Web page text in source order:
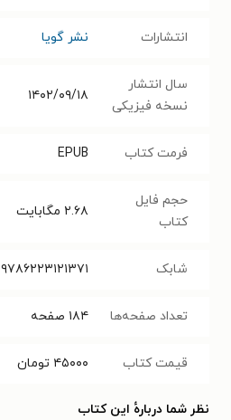
انتشارات نشر گویا
سال انتشار
نسخه فیزیکی
۱۴۰۲/۰۹/۱۸
فرمت کتاب EPUB
حجم فایل
کتاب
۲.۶۸ مگابایت
شابک ۹۷۸۶۲۲۳۱۲۱۳۷۱
تعداد صفحه‌ها ۱۸۴ صفحه
قیمت کتاب ۴۵۰۰۰ تومان
نظر شما دربارهٔ این کتاب